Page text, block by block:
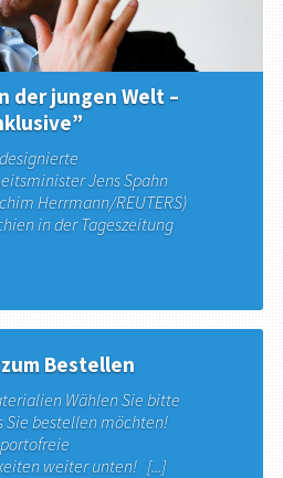
der jungen Welt –
Jens Spahn
Herrmann/REUTERS)
in der Tageszeitung
Bestellen
Wählen Sie bitte
Sie bestellen möchten!
weiter unten! [...]